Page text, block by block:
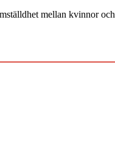
mellan kvinnor